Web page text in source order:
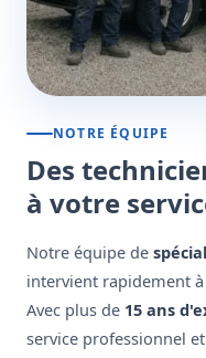
NOTRE ÉQUIPE
Des
à votre
Notre équipe de
intervient rapidement
Avec plus de 15 ans
service professionnel